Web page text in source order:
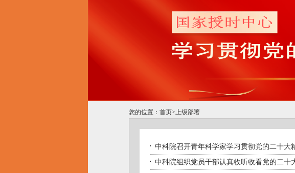
您的位置： 首页>上级部署
中科院召开青年科学家学习贯彻党的二十大
中科院组织党员干部认真收听收看党的二十